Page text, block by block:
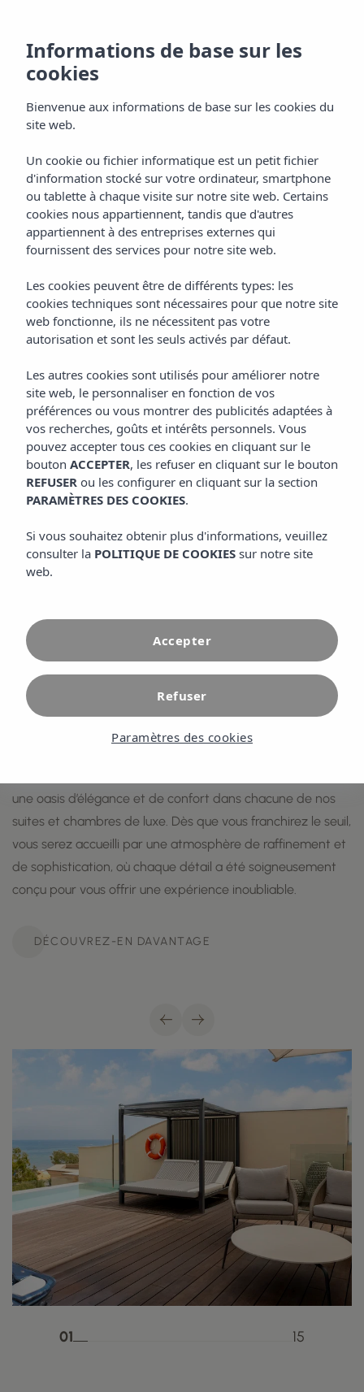
Plongez dans le
luxe etle confort
une oasis d’élégance et de confort dans chacune de nos
suites et chambres de luxe. Dès que vous franchirez le seuil,
vous serez accueilli par une atmosphère de raffinement et
de sophistication, où chaque détail a été soigneusement
conçu pour vous offrir une expérience inoubliable.
DÉCOUVREZ-EN DAVANTAGE
01 15
Informations de base sur les
cookies
Bienvenue aux informations de base sur les cookies du
site web.
Un cookie ou fichier informatique est un petit fichier
d'information stocké sur votre ordinateur, smartphone
ou tablette à chaque visite sur notre site web. Certains
cookies nous appartiennent, tandis que d'autres
appartiennent à des entreprises externes qui
fournissent des services pour notre site web.
Les cookies peuvent être de différents types: les
cookies techniques sont nécessaires pour que notre site
web fonctionne, ils ne nécessitent pas votre
autorisation et sont les seuls activés par défaut.
Les autres cookies sont utilisés pour améliorer notre
site web, le personnaliser en fonction de vos
préférences ou vous montrer des publicités adaptées à
vos recherches, goûts et intérêts personnels. Vous
pouvez accepter tous ces cookies en cliquant sur le
bouton ACCEPTER, les refuser en cliquant sur le bouton
REFUSER ou les configurer en cliquant sur la section
PARAMÈTRES DES COOKIES.
Si vous souhaitez obtenir plus d'informations, veuillez
consulter la POLITIQUE DE COOKIES sur notre site
web.
Paramètres des cookies
Refuser
Accepter